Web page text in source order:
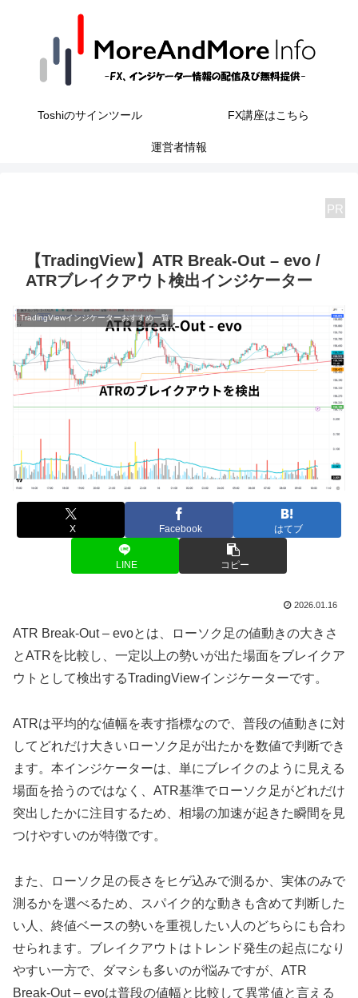
Toshiのサインツール FX講座はこちら
運営者情報
PR
【TradingView】ATR Break-Out – evo /
ATRブレイクアウト検出インジケーター
TradingViewインジケーターおすすめ一覧
X Facebook はてブ
LINE コピー
2026.01.16
ATR Break-Out – evoとは、ローソク足の値動きの大きさ
とATRを比較し、一定以上の勢いが出た場面をブレイクア
ウトとして検出するTradingViewインジケーターです。
ATRは平均的な値幅を表す指標なので、普段の値動きに対
してどれだけ大きいローソク足が出たかを数値で判断でき
ます。本インジケーターは、単にブレイクのように見える
場面を拾うのではなく、ATR基準でローソク足がどれだけ
突出したかに注目するため、相場の加速が起きた瞬間を見
つけやすいのが特徴です。
また、ローソク足の長さをヒゲ込みで測るか、実体のみで
測るかを選べるため、スパイク的な動きも含めて判断した
い人、終値ベースの勢いを重視したい人のどちらにも合わ
せられます。ブレイクアウトはトレンド発生の起点になり
やすい一方で、ダマシも多いのが悩みですが、ATR
Break-Out – evoは普段の値幅と比較して異常値と言える